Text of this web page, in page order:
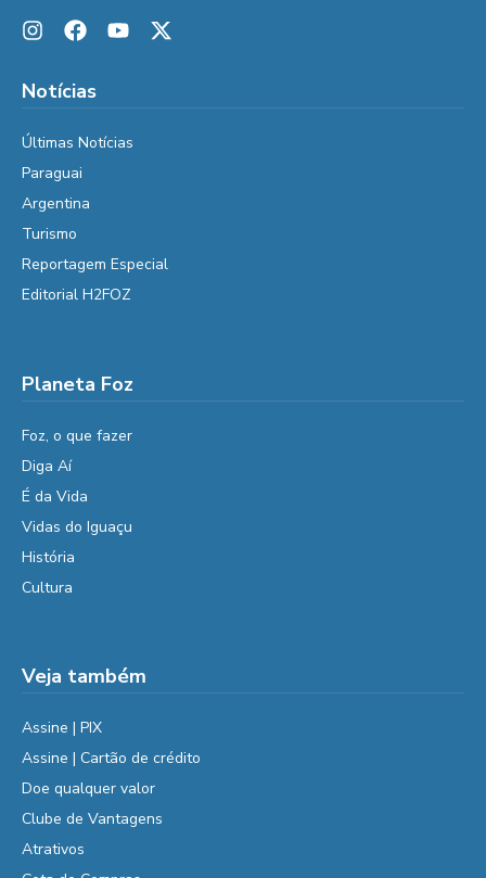
Notícias
Últimas Notícias
Paraguai
Argentina
Turismo
Reportagem Especial
Editorial H2FOZ
Planeta Foz
Foz, o que fazer
Diga Aí
É da Vida
Vidas do Iguaçu
História
Cultura
Veja também
Assine | PIX
Assine | Cartão de crédito
Doe qualquer valor
Clube de Vantagens
Atrativos